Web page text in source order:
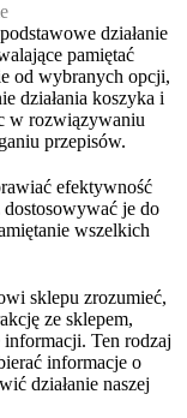
działanie
pamiętać
od wybranych opcji,
działania koszyka i
w rozwiązywaniu
przepisów.
efektywność
je do
wszelkich
sklepu zrozumieć,
ze sklepem,
Ten rodzaj
informacje o
działanie naszej